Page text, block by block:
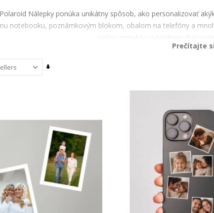
Nálepky ponúka unikátny spôsob, ako personalizovať
notebooku, poznámkovým blokom, obalom na telefóny a
našou ponukou a nájdenie
Prečítajte
Nastaviť